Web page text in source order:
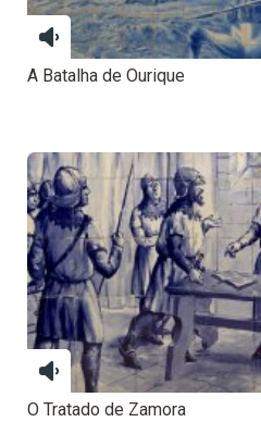
A Batalha de Ourique
O Tratado de Zamora